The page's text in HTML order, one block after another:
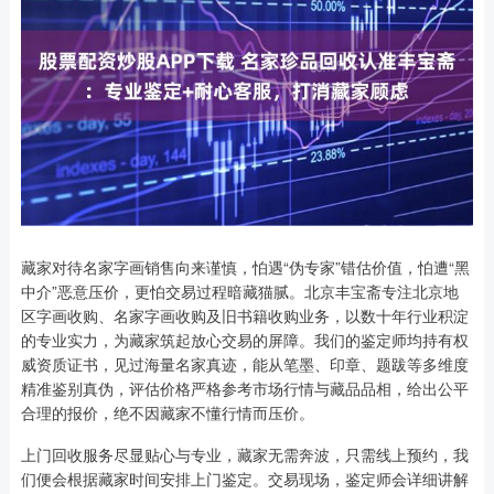
藏家对待名家字画销售向来谨慎，怕遇“伪专家”错估价值，怕遭“黑
中介”恶意压价，更怕交易过程暗藏猫腻。北京丰宝斋专注北京地
区字画收购、名家字画收购及旧书籍收购业务，以数十年行业积淀
的专业实力，为藏家筑起放心交易的屏障。我们的鉴定师均持有权
威资质证书，见过海量名家真迹，能从笔墨、印章、题跋等多维度
精准鉴别真伪，评估价格严格参考市场行情与藏品品相，给出公平
合理的报价，绝不因藏家不懂行情而压价。
上门回收服务尽显贴心与专业，藏家无需奔波，只需线上预约，我
们便会根据藏家时间安排上门鉴定。交易现场，鉴定师会详细讲解